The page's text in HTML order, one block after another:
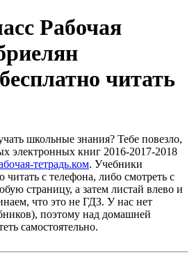
Рабочая
читать
школьные знания? Тебе повезло,
электронных книг 2016-2017-2018
тетрадь.ком. Учебники
с телефона, либо смотреть с
страницу, а затем листай влево и
что это не ГДЗ. У нас нет
поэтому над домашней
самостоятельно.